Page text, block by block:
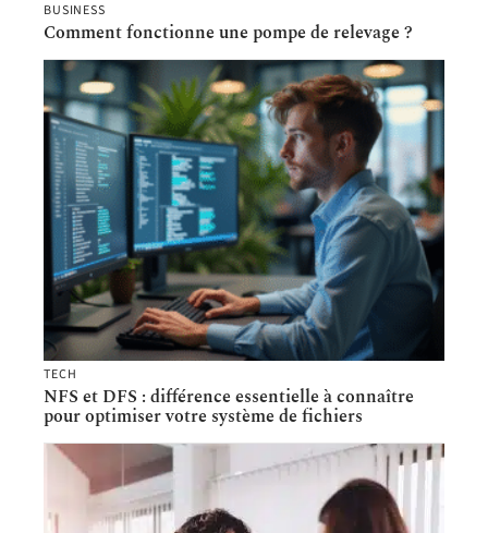
BUSINESS
Comment fonctionne une pompe de relevage ?
TECH
NFS et DFS : différence essentielle à connaître
pour optimiser votre système de fichiers